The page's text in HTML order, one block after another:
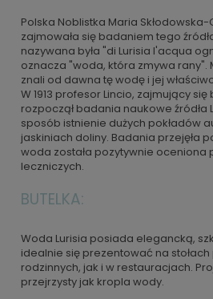
Polska Noblistka Maria Skłodowska-
zajmowała się badaniem tego
nazywana była "di Lurisia l'acqua
oznacza "woda, która zmywa rany".
znali od dawna tę wodę i jej
W 1913 profesor Lincio, zajmujący
rozpoczął badania naukowe źródła
sposób istnienie dużych pokładów
jaskiniach doliny. Badania przejęła
woda została pozytywnie oceniona
leczniczych.
BUTELKA:
Woda Lurisia posiada elegancką,
idealnie się prezentować na
rodzinnych, jak i w restauracjach.
przejrzysty jak kropla wody.